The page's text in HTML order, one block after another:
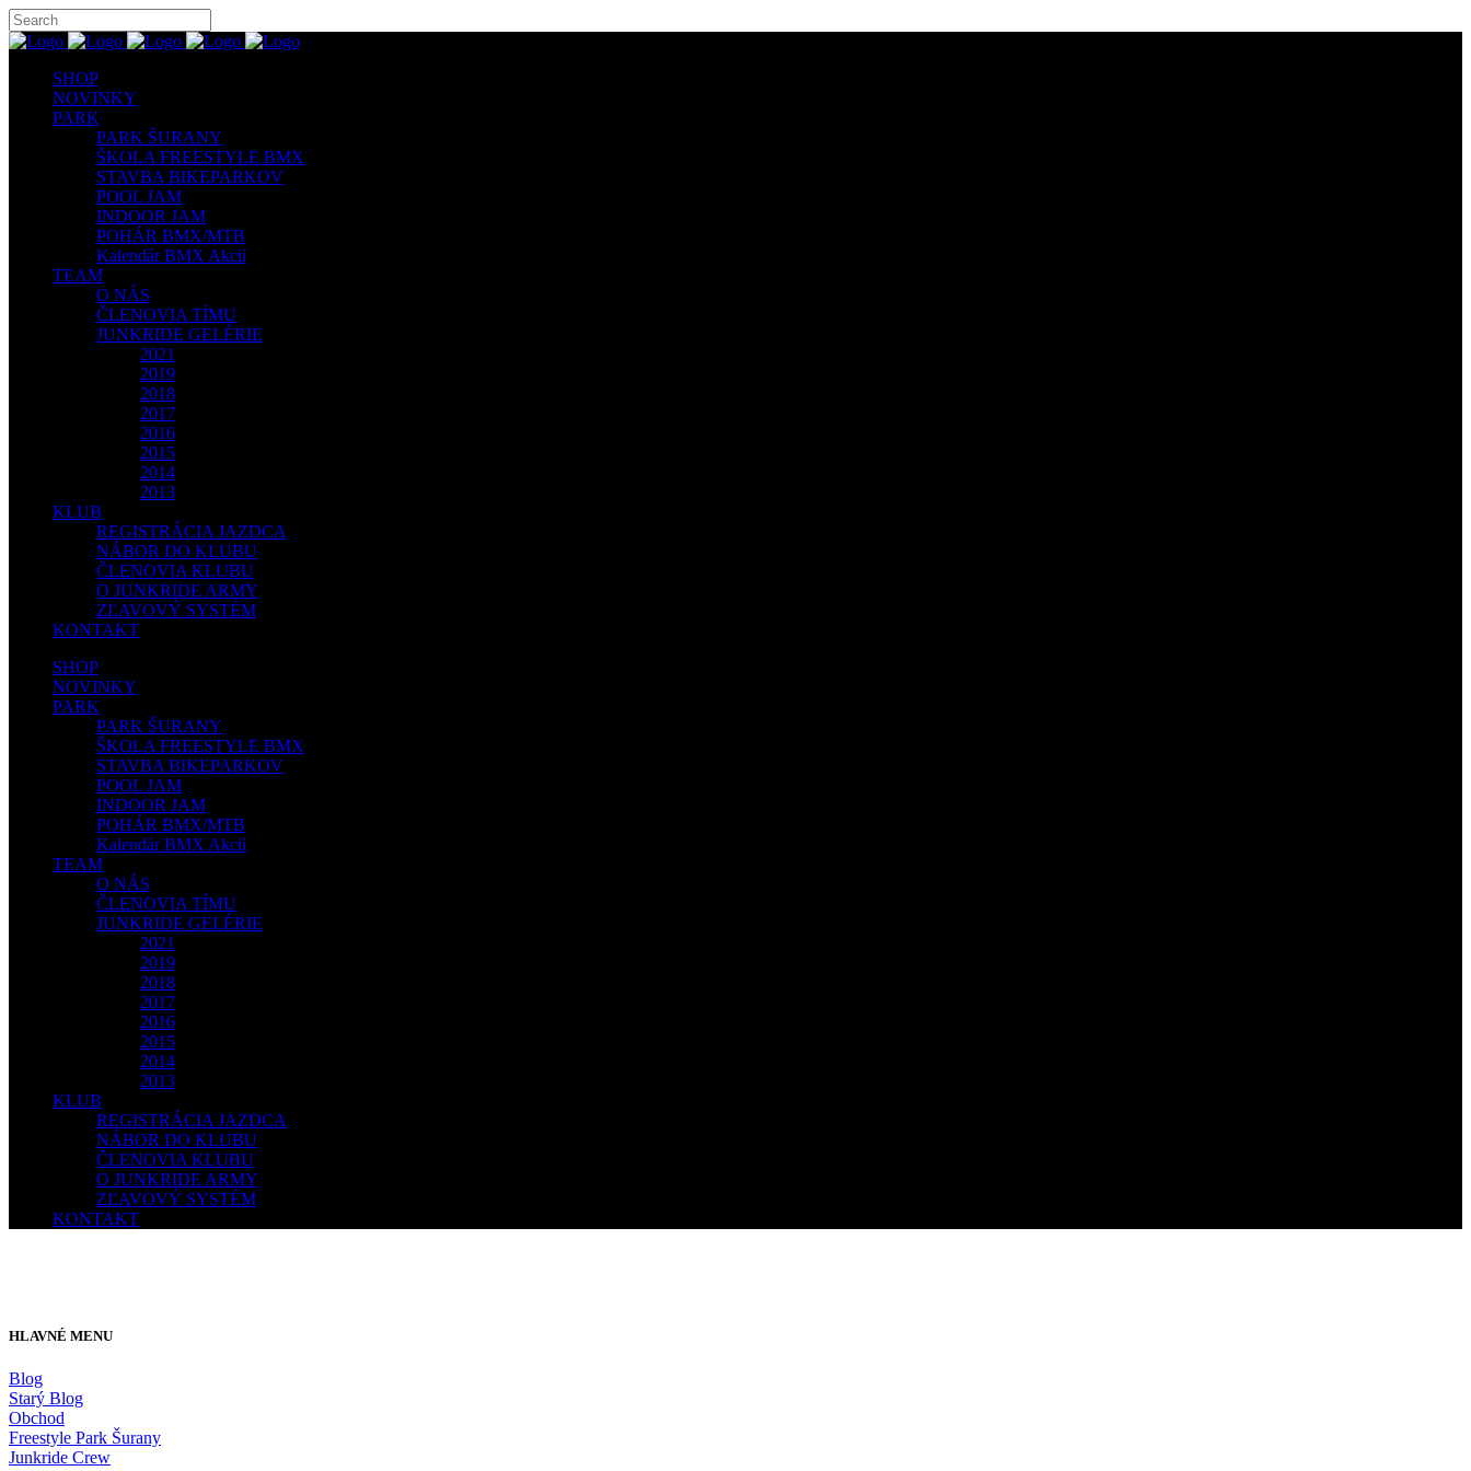
SHOP
NOVINKY
PARK
PARK ŠURANY
ŠKOLA FREESTYLE BMX
STAVBA BIKEPARKOV
POOL JAM
INDOOR JAM
POHÁR BMX/MTB
Kalendár BMX Akcií
TEAM
O NÁS
ČLENOVIA TÍMU
JUNKRIDE GELÉRIE
2021
2019
2018
2017
2016
2015
2014
2013
KLUB
REGISTRÁCIA JAZDCA
NÁBOR DO KLUBU
ČLENOVIA KLUBU
O JUNKRIDE ARMY
ZĽAVOVÝ SYSTÉM
KONTAKT
SHOP
NOVINKY
PARK
PARK ŠURANY
ŠKOLA FREESTYLE BMX
STAVBA BIKEPARKOV
POOL JAM
INDOOR JAM
POHÁR BMX/MTB
Kalendár BMX Akcií
TEAM
O NÁS
ČLENOVIA TÍMU
JUNKRIDE GELÉRIE
2021
2019
2018
2017
2016
2015
2014
2013
KLUB
REGISTRÁCIA JAZDCA
NÁBOR DO KLUBU
ČLENOVIA KLUBU
O JUNKRIDE ARMY
ZĽAVOVÝ SYSTÉM
KONTAKT
HLAVNÉ MENU
Blog
Starý Blog
Obchod
Freestyle Park Šurany
Junkride Crew